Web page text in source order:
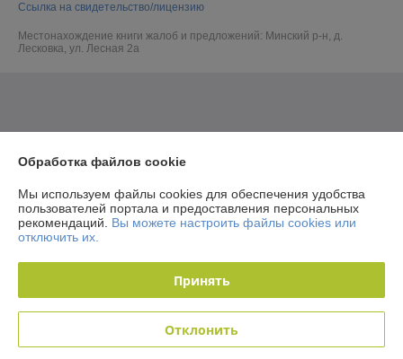
Ссылка на свидетельство/лицензию
Местонахождение книги жалоб и предложений: Минский р-н, д.
Лесковка, ул. Лесная 2а
Обработка файлов cookie
Мы используем файлы cookies для обеспечения удобства
пользователей портала и предоставления персональных
рекомендаций. Вы можете настроить файлы cookies или
отключить их.
Принять
Отклонить